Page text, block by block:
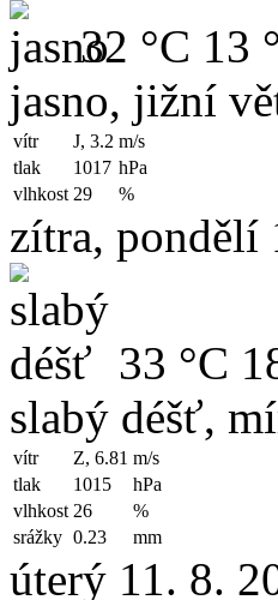
32 °C 13
jasno, jižní
vítr J, 3.2 m/s
tlak
1017 hPa
vlhkost 29 %
zítra, pondělí
33 °C
slabý déšť,
vítr Z, 6.81 m/s
tlak
1015
hPa
vlhkost 26
%
srážky 0.23 mm
úterý 11. 8.